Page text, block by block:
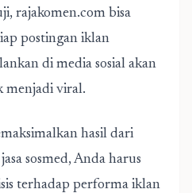
rajakomen.com bisa
postingan iklan
di media sosial akan
menjadi viral.
hasil dari
sosmed, Anda harus
terhadap performa iklan